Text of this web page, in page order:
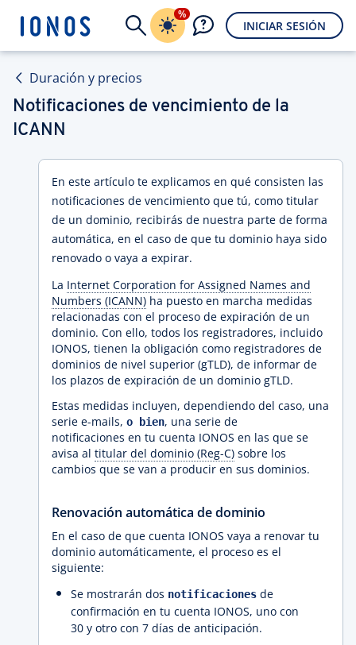
%
INICIAR SESIÓN
Duración y precios
Notificaciones de vencimiento de la
ICANN
En este artículo te explicamos en qué consisten las
notificaciones de vencimiento que tú, como titular
de un dominio, recibirás de nuestra parte de forma
automática, en el caso de que tu dominio haya sido
renovado o vaya a expirar.
La Internet Corporation for Assigned Names and
Numbers (ICANN) ha puesto en marcha medidas
relacionadas con el proceso de expiración de un
dominio. Con ello, todos los registradores, incluido
IONOS, tienen la obligación como registradores de
dominios de nivel superior (gTLD), de informar de
los plazos de expiración de un dominio gTLD.
Estas medidas incluyen, dependiendo del caso, una
serie e-mails, o bien, una serie de
notificaciones en tu cuenta IONOS en las que se
avisa al titular del dominio (Reg-C) sobre los
cambios que se van a producir en sus dominios.
Renovación automática de dominio
En el caso de que cuenta IONOS vaya a renovar tu
dominio automáticamente, el proceso es el
siguiente:
Se mostrarán dos notificaciones de
confirmación en tu cuenta IONOS, uno con
30 y otro con 7 días de anticipación.